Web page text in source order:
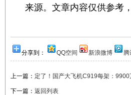
来源。文章内容仅供参考
分享到： QQ空间 新浪微博 腾
上一篇： 定了！国产大飞机C919每架：9900
下一篇： 返回列表